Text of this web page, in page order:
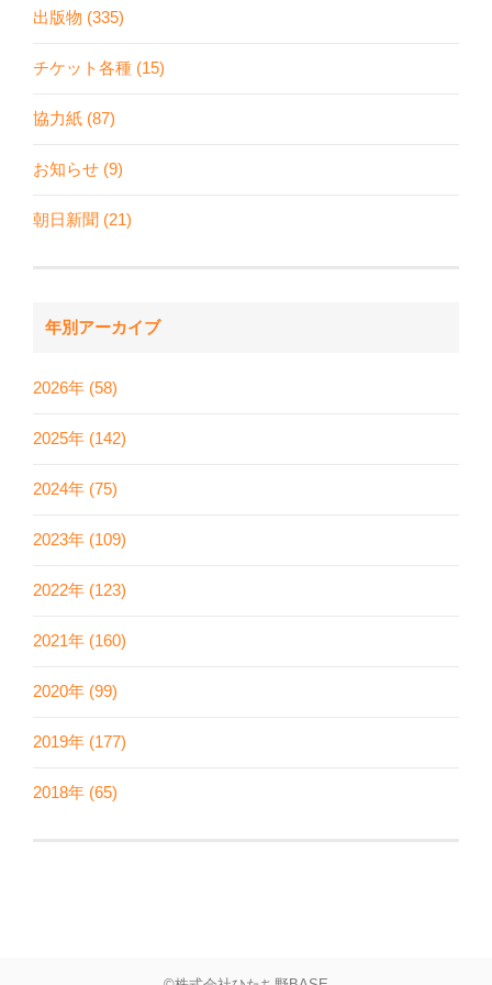
出版物 (335)
チケット各種 (15)
協力紙 (87)
お知らせ (9)
朝日新聞 (21)
年別アーカイブ
2026年 (58)
2025年 (142)
2024年 (75)
2023年 (109)
2022年 (123)
2021年 (160)
2020年 (99)
2019年 (177)
2018年 (65)